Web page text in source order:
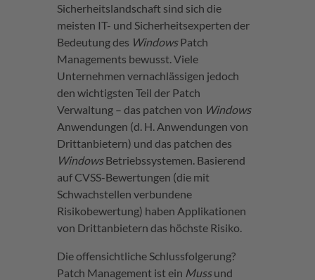
Sicherheitslandschaft sind sich die
meisten IT- und Sicherheitsexperten der
Bedeutung des WindowsPatch
Managements bewusst. Viele
Unternehmen vernachlässigen jedoch
den wichtigsten Teil der Patch
Verwaltung – das patchen von Windows
Anwendungen (d. H. Anwendungen von
Drittanbietern) und das patchen des
WindowsBetriebssystemen. Basierend
auf CVSS-Bewertungen (die mit
Schwachstellen verbundene
Risikobewertung) haben Applikationen
von Drittanbietern das höchste Risiko.
Die offensichtliche Schlussfolgerung?
Patch Management ist ein Mussund